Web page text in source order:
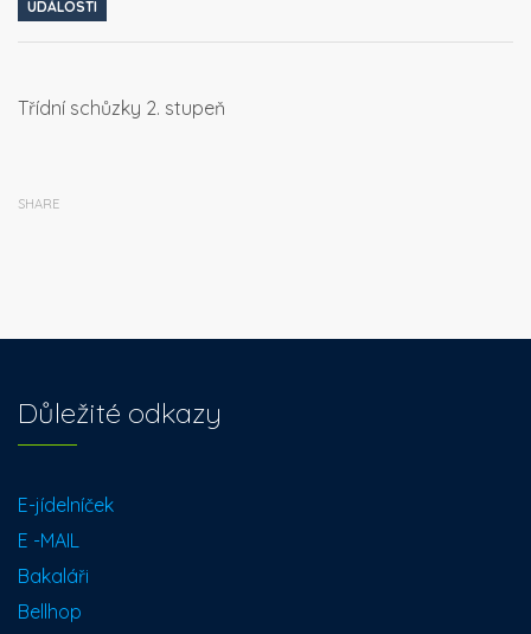
UDÁLOSTI
Třídní schůzky 2. stupeň
SHARE
Důležité odkazy
E-jídelníček
E -MAIL
Bakaláři
Bellhop